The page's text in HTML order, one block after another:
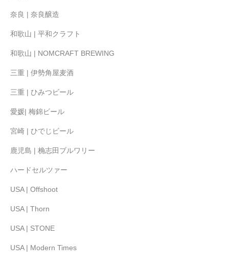
奈良 | 奈良醸造
和歌山 | 平和クラフト
和歌山 | NOMCRAFT BREWING
三重 | 伊勢角屋麦酒
三重 | ひみつビール
愛媛| 梅錦ビール
宮崎 | ひでじビール
鹿児島 | 桷志田ブルワリー
ハードセルツァー
USA | Offshoot
USA | Thorn
USA | STONE
USA | Modern Times